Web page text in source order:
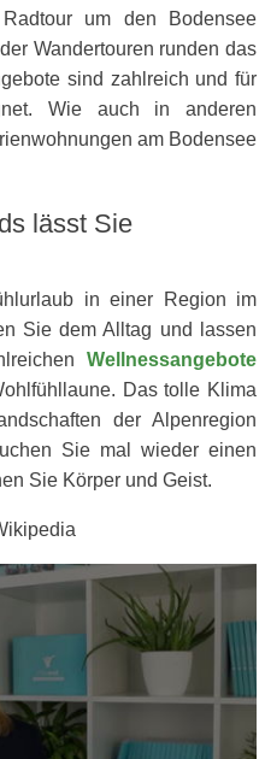
um den Bodensee
Wandertouren runden das
sind zahlreich und für
Wie auch in anderen
am Bodensee
lässt Sie
in einer Region im
Sie dem Alltag und lassen
Wellnessangebote
Das tolle Klima
der Alpenregion
Sie mal wieder einen
Sie Körper und Geist.